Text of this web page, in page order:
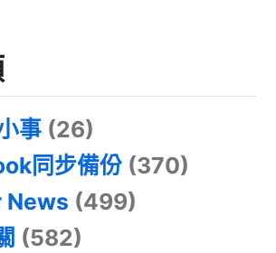
事 (26)
同步備份 (370)
News (499)
(582)